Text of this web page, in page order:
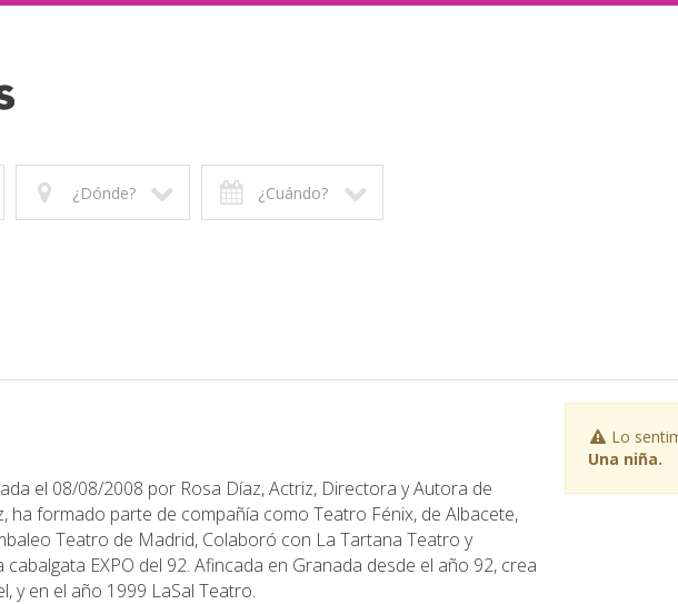
¿Dónde? ¿Cuándo?
el 08/08/2008 por Rosa Díaz, Actriz, Directora y Autora de
ha formado parte de compañía como Teatro Fénix, de Albacete,
Teatro de Madrid, Colaboró con La Tartana Teatro y
EXPO del 92. Afincada en Granada desde el año 92, crea
y en el año 1999 LaSal Teatro.
Lo
Una niña.